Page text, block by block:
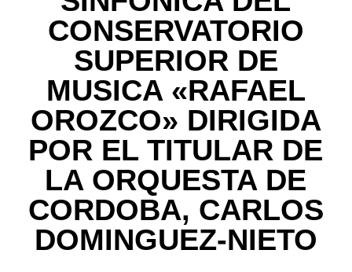
CONSERVATORIO
SUPERIOR DE
MUSICA «RAFAEL
OROZCO» DIRIGIDA
POR EL TITULAR DE
LA ORQUESTA DE
CORDOBA, CARLOS
DOMINGUEZ-NIETO